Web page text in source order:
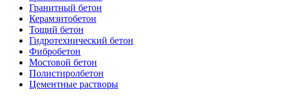
Гранитный бетон
Керамзитобетон
Тощий бетон
Гидротехнический бетон
Фибробетон
Мостовой бетон
Полистиролбетон
Цементные растворы